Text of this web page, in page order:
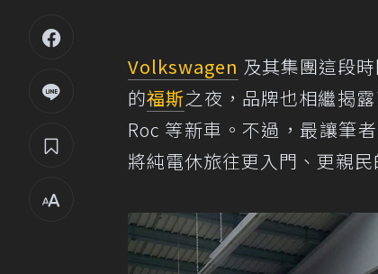
Volkswagen 及其集團這段
的福斯之夜，品牌也相繼揭
Roc 等新車。不過，最讓筆
將純電休旅往更入門、更親民